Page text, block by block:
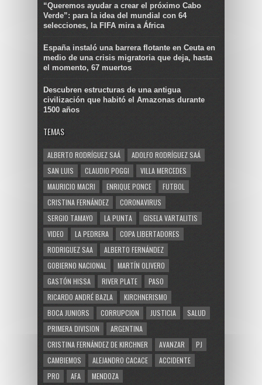
“Queremos ayudar a crear el próximo Cabo
Verde”: para la idea del mundial con 64
selecciones, la FIFA mira a África
España instaló una barrera flotante en Ceuta en
medio de una crisis migratoria que deja, hasta
el momento, 67 muertos
Descubren estructuras de una antigua
civilización que habitó el Amazonas durante
1500 años
TEMAS
ALBERTO RODRÍGUEZ SAÁ
ADOLFO RODRÍGUEZ SAÁ
SAN LUIS
CLAUDIO POGGI
VILLA MERCEDES
MAURICIO MACRI
ENRIQUE PONCE
FUTBOL
CRISTINA FERNÁNDEZ
CORONAVIRUS
SERGIO TAMAYO
LA PUNTA
GISELA VARTALITIS
VIDEO
LA PEDRERA
COPA LIBERTADORES
RODRIGUEZ SAA
ALBERTO FERNÁNDEZ
GOBIERNO NACIONAL
MARTÍN OLIVERO
GASTÓN HISSA
RIVER PLATE
PASO
RICARDO ANDRÉ BAZLA
KIRCHNERISMO
BOCA JUNIORS
CORRUPCION JUSTICIA
SALUD
PRIMERA DIVISION
ARGENTINA
CRISTINA FERNÁNDEZ DE KIRCHNER
AVANZAR
PJ
CAMBIEMOS
ALEJANDRO CACACE
ACCIDENTE
PRO
AFA MENDOZA